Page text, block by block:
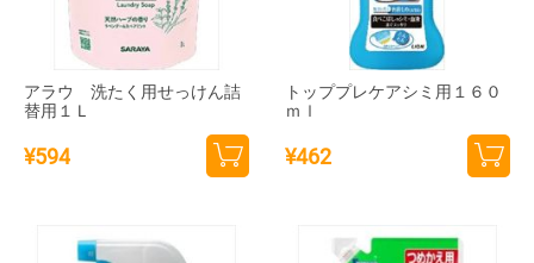
アラウ 洗たく用せっけん詰
替用１Ｌ
¥594
トッププレケアシミ用１６０
ｍｌ
¥462